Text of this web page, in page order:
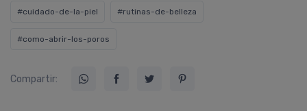
#cuidado-de-la-piel #rutinas-de-belleza
#como-abrir-los-poros
Compartir: